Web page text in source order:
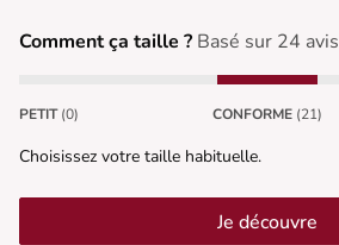
Comment ça taille ? Basé sur 24 avis
PETIT (0) CONFORME (21)
Choisissez votre taille habituelle.
Je découvre